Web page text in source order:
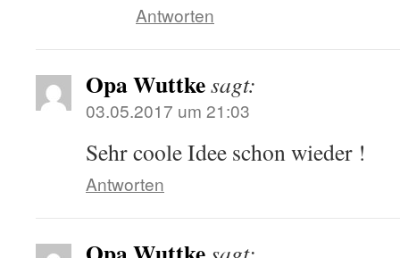
Antworten
Opa Wuttkesagt:
03.05.2017 um 21:03
Sehr coole Idee schon wieder !
Antworten